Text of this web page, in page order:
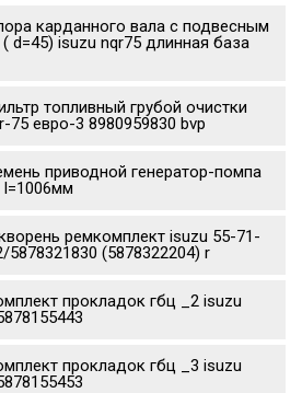
карданного вала с подвесным
d=45) isuzu nqr75 длинная база
топливный грубой очистки
75 евро-3 8980959830 bvp
приводной генератор-помпа
l=1006мм
ремкомплект isuzu 55-71-
5878321830 (5878322204) r
прокладок гбц _2 isuzu
прокладок гбц _3 isuzu